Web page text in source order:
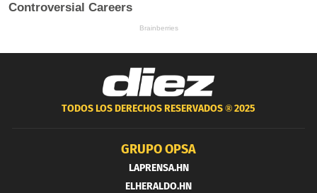
TODOS LOS DERECHOS RESERVADOS ®2025
GRUPO OPSA
LAPRENSA.HN
ELHERALDO.HN